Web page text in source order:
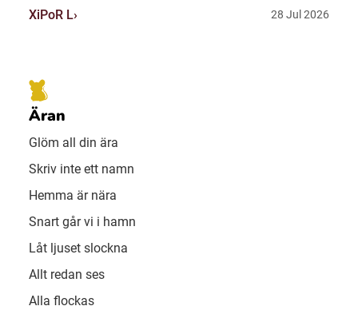
XiPoR L 28 Jul 2026
Äran
Glöm all din ära
Skriv inte ett namn
Hemma är nära
Snart går vi i hamn
Låt ljuset slockna
Allt redan ses
Alla flockas